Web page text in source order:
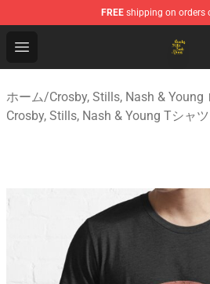
FREE shipping on orders
Open menu
Crosby, Stills, Nash & Young
ホーム/Crosby, Stills, Nash & Young
Crosby, Stills, Nash & Young Tシャツ